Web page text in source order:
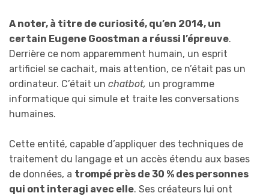
A noter, à titre de curiosité, qu’en 2014, un
certain Eugene Goostman a réussi l’épreuve.
Derrière ce nom apparemment humain, un esprit
artificiel se cachait, mais attention, ce n’était pas un
ordinateur. C’était un chatbot, un programme
informatique qui simule et traite les conversations
humaines.
Cette entité, capable d’appliquer des techniques de
traitement du langage et un accès étendu aux bases
de données, a trompé près de 30 % des personnes
qui ont interagi avec elle. Ses créateurs lui ont